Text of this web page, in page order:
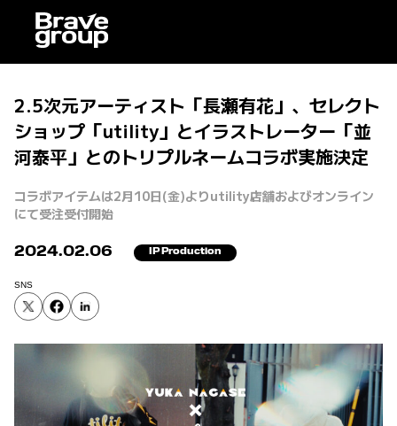
2.5次元アーティスト「長瀬有花」、セレクト
ショップ「utility」とイラストレーター「並
河泰平」とのトリプルネームコラボ実施決定
コラボアイテムは2月10日(金)よりutility店舗およびオンライン
にて受注受付開始
2024.02.06 IP Production
SNS